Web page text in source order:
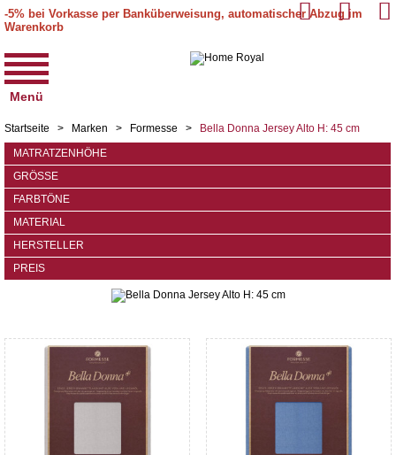
-5% bei Vorkasse per Banküberweisung, automatischer Abzug im
Warenkorb
Menü
Startseite > Marken > Formesse >
Bella Donna Jersey Alto H: 45 cm
MATRATZENHÖHE
GRÖSSE
FARBTÖNE
MATERIAL
HERSTELLER
PREIS